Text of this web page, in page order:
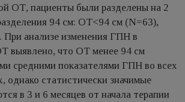
ОТ, пациенты были разделены на 2
94 см: ОТ<94 см (N=63),
анализе изменения ГПН в
выявлено, что ОТ менее 94 см
средними показателями ГПН во всех
однако статистически значимые
в 3 и 6 месяцев от начала терапии